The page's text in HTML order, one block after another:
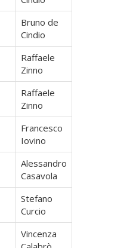
Bruno de
Cindio
Raffaele
Zinno
Raffaele
Zinno
Francesco
Iovino
Alessandro
Casavola
Stefano
Curcio
Vincenza